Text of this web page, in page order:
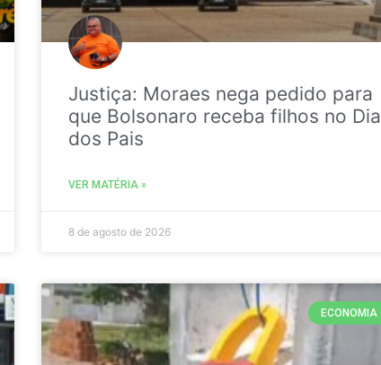
Justiça: Moraes nega pedido para
que Bolsonaro receba filhos no Dia
dos Pais
VER MATÉRIA »
8 de agosto de 2026
ECONOMIA